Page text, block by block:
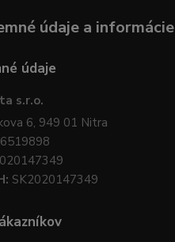
údaje a informácie
údaje
s.r.o.
6, 949 01 Nitra
SK2020147349